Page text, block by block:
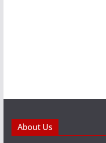
About Us